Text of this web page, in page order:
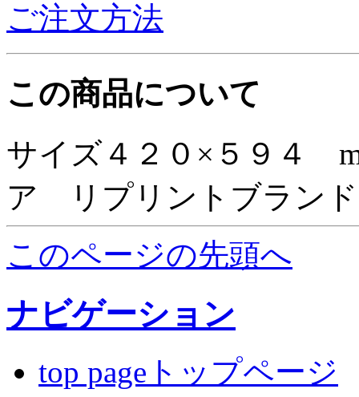
ご注文方法
この商品について
サイズ４２０×５９４
ア リプリントブラン
このページの先頭へ
ナビゲーション
top pageトップページ